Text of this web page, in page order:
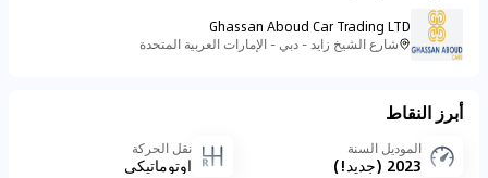
Ghassan Aboud Car Trading LTD
شارع الشيخ زايد - دبي - الإمارات العربية المتحدة
أبرز النقاط
الموديل السنة
2023 (جديد!)
نقل الحركة
اوتوماتيكي